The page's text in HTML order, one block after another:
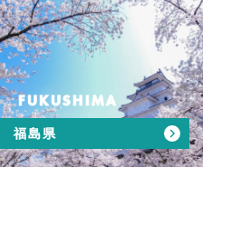
FUKUSHIMA
福島県